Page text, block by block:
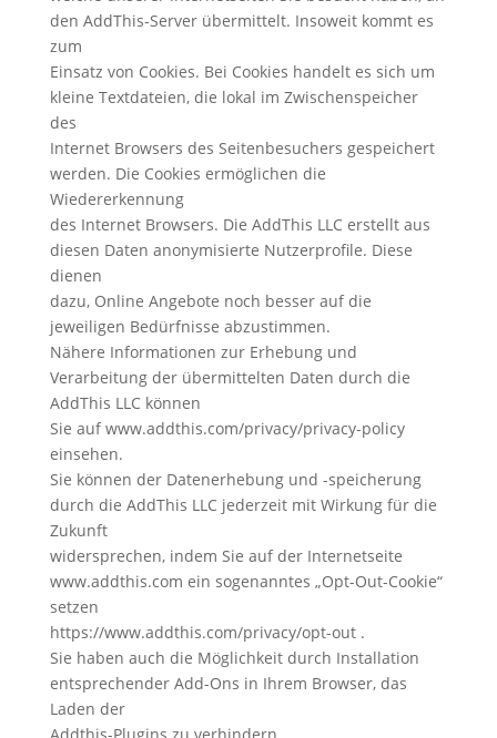
den AddThis-Server übermittelt. Insoweit kommt es
zum
Einsatz von Cookies. Bei Cookies handelt es sich um
kleine Textdateien, die lokal im Zwischenspeicher
des
Internet Browsers des Seitenbesuchers gespeichert
werden. Die Cookies ermöglichen die
Wiedererkennung
des Internet Browsers. Die AddThis LLC erstellt aus
diesen Daten anonymisierte Nutzerprofile. Diese
dienen
dazu, Online Angebote noch besser auf die
jeweiligen Bedürfnisse abzustimmen.
Nähere Informationen zur Erhebung und
Verarbeitung der übermittelten Daten durch die
AddThis LLC können
Sie auf www.addthis.com/privacy/privacy-policy
einsehen.
Sie können der Datenerhebung und -speicherung
durch die AddThis LLC jederzeit mit Wirkung für die
Zukunft
widersprechen, indem Sie auf der Internetseite
www.addthis.com ein sogenanntes „Opt-Out-Cookie“
setzen
https://www.addthis.com/privacy/opt-out .
Sie haben auch die Möglichkeit durch Installation
entsprechender Add-Ons in Ihrem Browser, das
Laden der